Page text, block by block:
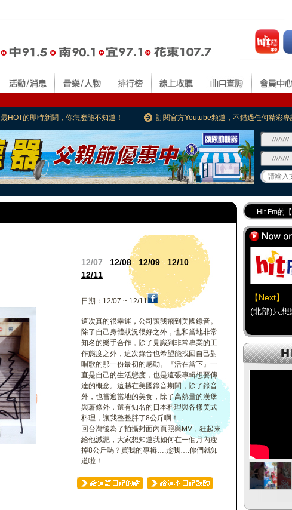
最HOT的即時新聞，你怎麼能不知道！ 訂閱官方Youtube頻道，不錯過任何精彩專
12/07 12/08 12/09
12/10
12/11
日期：12/07 ~ 12/11
這次真的很幸運，公司讓我飛到美國錄音。
除了自己身體狀況很好之外，也和當地非常
知名的樂手合作，除了見識到非常專業的工
作態度之外，這次錄音也希望能找回自己對
唱歌的那一份最初的感動。『活在當下』一
直是自己的生活態度，也是這張專輯想要傳
達的概念。這趟在美國錄音期間，除了錄音
外，也嘗遍當地的美食，除了高熱量的漢堡
與薯條外，還有知名的日本料理與各樣美式
料理，讓我整整胖了8公斤啊！
回台灣後為了拍攝封面內頁照與MV，狂起來
給他減淝，大家想知道我如何在一個月內瘦
掉8公斤嗎？買我的專輯….趁我….你們就知
道啦！
Hit Fm的
Hit Fm【
最專業《
好康報報
【Next】
(北部)只想
【Next】